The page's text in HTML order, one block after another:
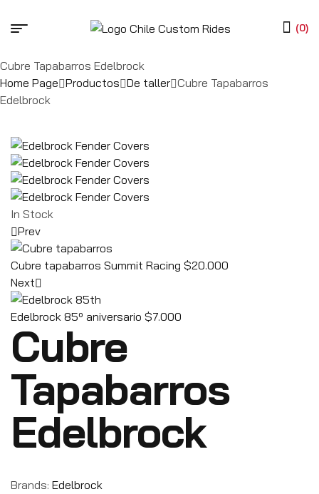
(0)
Cubre Tapabarros Edelbrock
Home Page Productos De taller Cubre Tapabarros
Edelbrock
In Stock
Prev
Cubre tapabarros Summit Racing $20.000
Next
Edelbrock 85º aniversario $7.000
Cubre
Tapabarros
Edelbrock
Brands: Edelbrock